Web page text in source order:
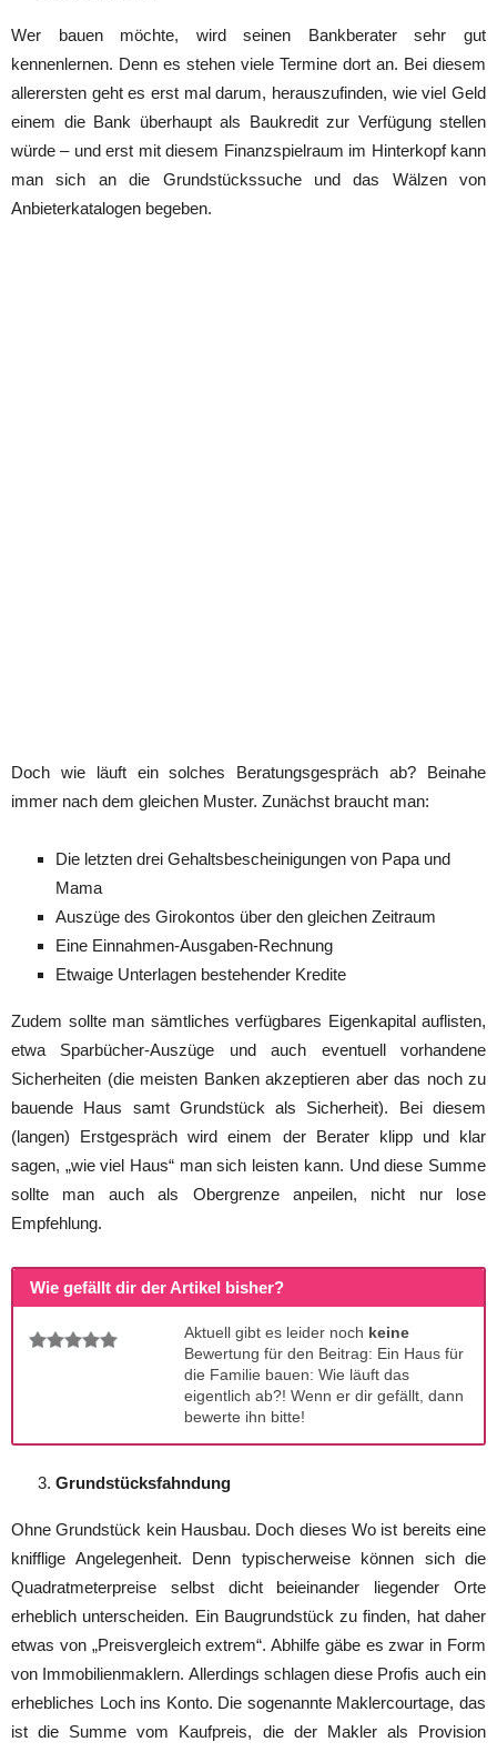
Wer bauen möchte, wird seinen Bankberater sehr gut
kennenlernen. Denn es stehen viele Termine dort an. Bei diesem
allerersten geht es erst mal darum, herauszufinden, wie viel Geld
einem die Bank überhaupt als Baukredit zur Verfügung stellen
würde – und erst mit diesem Finanzspielraum im Hinterkopf kann
man sich an die Grundstückssuche und das Wälzen von
Anbieterkatalogen begeben.
Doch wie läuft ein solches Beratungsgespräch ab? Beinahe
immer nach dem gleichen Muster. Zunächst braucht man:
Die letzten drei Gehaltsbescheinigungen von Papa und
Mama
Auszüge des Girokontos über den gleichen Zeitraum
Eine Einnahmen-Ausgaben-Rechnung
Etwaige Unterlagen bestehender Kredite
Zudem sollte man sämtliches verfügbares Eigenkapital auflisten,
etwa Sparbücher-Auszüge und auch eventuell vorhandene
Sicherheiten (die meisten Banken akzeptieren aber das noch zu
bauende Haus samt Grundstück als Sicherheit). Bei diesem
(langen) Erstgespräch wird einem der Berater klipp und klar
sagen, „wie viel Haus“ man sich leisten kann. Und diese Summe
sollte man auch als Obergrenze anpeilen, nicht nur lose
Empfehlung.
Wie gefällt dir der Artikel bisher?
Aktuell gibt es leider noch keine
Bewertung für den Beitrag: Ein Haus für
die Familie bauen: Wie läuft das
eigentlich ab?! Wenn er dir gefällt, dann
bewerte ihn bitte!
Grundstücksfahndung
Ohne Grundstück kein Hausbau. Doch dieses Wo ist bereits eine
knifflige Angelegenheit. Denn typischerweise können sich die
Quadratmeterpreise selbst dicht beieinander liegender Orte
erheblich unterscheiden. Ein Baugrundstück zu finden, hat daher
etwas von „Preisvergleich extrem“. Abhilfe gäbe es zwar in Form
von Immobilienmaklern. Allerdings schlagen diese Profis auch ein
erhebliches Loch ins Konto. Die sogenannte Maklercourtage, das
ist die Summe vom Kaufpreis, die der Makler als Provision